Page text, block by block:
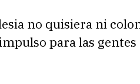
no quisiera ni
para las gentes